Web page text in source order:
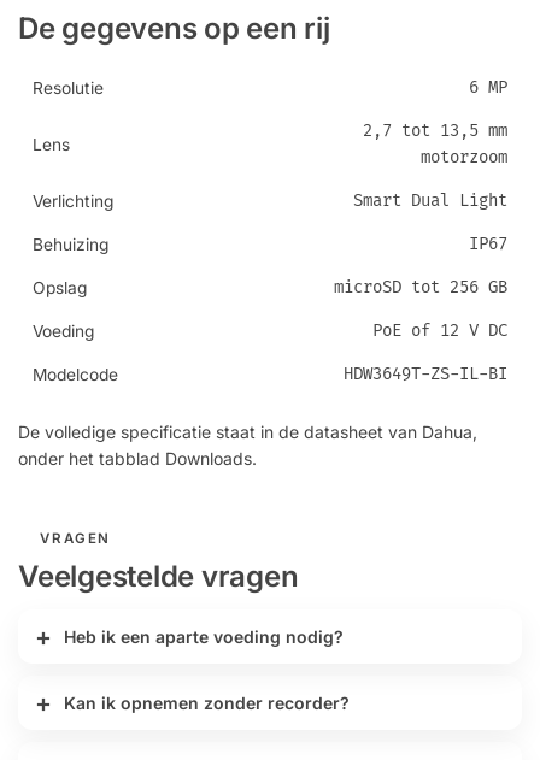
De gegevens op een rij
Resolutie 6 MP
Lens
2,7 tot 13,5 mm
motorzoom
Verlichting Smart Dual Light
Behuizing IP67
Opslag microSD tot 256 GB
Voeding PoE of 12 V DC
Modelcode HDW3649T-ZS-IL-BI
De volledige specificatie staat in de datasheet van Dahua,
onder het tabblad Downloads.
VRAGEN
Veelgestelde vragen
Heb ik een aparte voeding nodig?
Kan ik opnemen zonder recorder?